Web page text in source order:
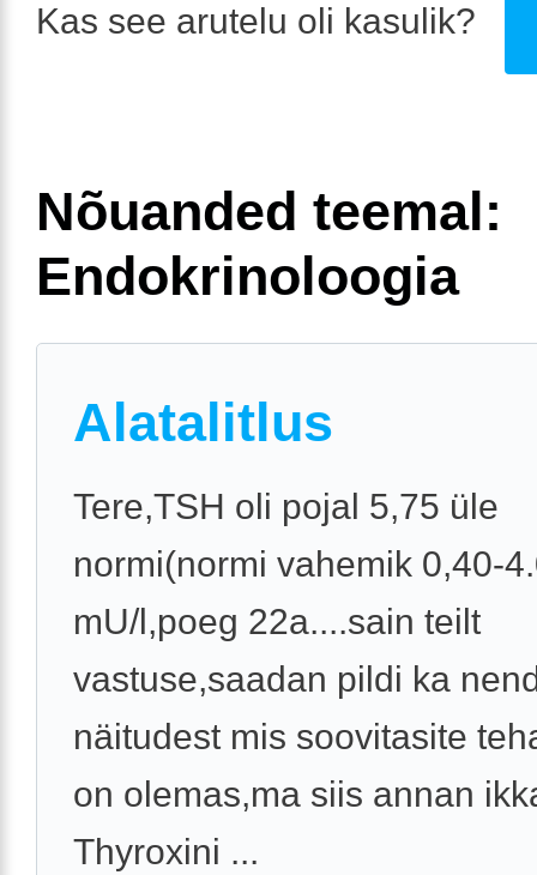
Kas see arutelu oli kasulik?
Nõuanded teemal:
Endokrinoloogia
Alatalitlus
Tere,TSH oli pojal 5,75 üle
normi(normi vahemik 0,40-
mU/l,poeg 22a....sain teilt
vastuse,saadan pildi ka
näitudest mis soovitasite
on olemas,ma siis annan
Thyroxini ...